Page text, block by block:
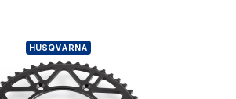
HUSQVARNA